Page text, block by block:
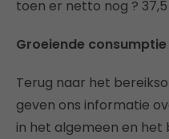
toen er netto nog ?
Groeiende consumptie
Terug naar het
geven ons informatie
in het algemeen en het